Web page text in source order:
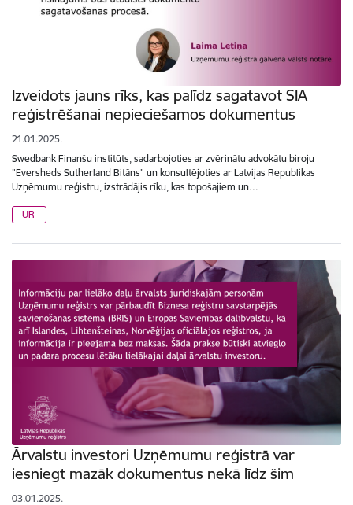
Izveidots jauns rīks, kas palīdz sagatavot SIA
reģistrēšanai nepieciešamos dokumentus
21.01.2025.
Swedbank Finanšu institūts, sadarbojoties ar zvērinātu advokātu biroju
"Eversheds Sutherland Bitāns" un konsultējoties ar Latvijas Republikas
Uzņēmumu reģistru, izstrādājis rīku, kas topošajiem un…
UR
Ārvalstu investori Uzņēmumu reģistrā var
iesniegt mazāk dokumentus nekā līdz šim
03.01.2025.